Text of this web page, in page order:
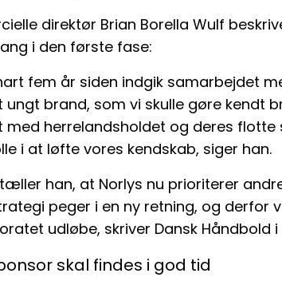
direktør Brian Borella Wulf
i den første fase:
fem år siden indgik samarbejdet
ungt brand, som vi skulle gøre kendt
med herrelandsholdet og deres
i at løfte vores kendskab, siger han.
han, at Norlys nu prioriterer
peger i en ny retning, og derfor
udløbe, skriver Dansk Håndbold
skal findes i god tid